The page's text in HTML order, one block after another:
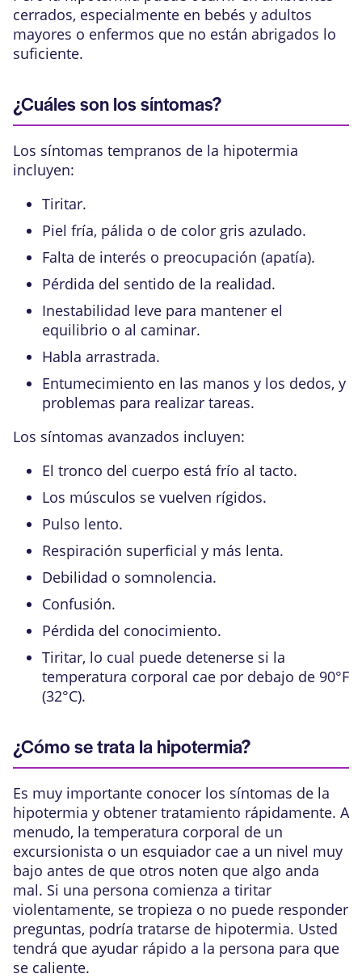
cerrados, especialmente en bebés y adultos
mayores o enfermos que no están abrigados lo
suficiente.
¿Cuáles son los síntomas?
Los síntomas tempranos de la hipotermia
incluyen:
Tiritar.
Piel fría, pálida o de color gris azulado.
Falta de interés o preocupación (apatía).
Pérdida del sentido de la realidad.
Inestabilidad leve para mantener el
equilibrio o al caminar.
Habla arrastrada.
Entumecimiento en las manos y los dedos, y
problemas para realizar tareas.
Los síntomas avanzados incluyen:
El tronco del cuerpo está frío al tacto.
Los músculos se vuelven rígidos.
Pulso lento.
Respiración superficial y más lenta.
Debilidad o somnolencia.
Confusión.
Pérdida del conocimiento.
Tiritar, lo cual puede detenerse si la
temperatura corporal cae por debajo de 90°F
(32°C).
¿Cómo se trata la hipotermia?
Es muy importante conocer los síntomas de la
hipotermia y obtener tratamiento rápidamente. A
menudo, la temperatura corporal de un
excursionista o un esquiador cae a un nivel muy
bajo antes de que otros noten que algo anda
mal. Si una persona comienza a tiritar
violentamente, se tropieza o no puede responder
preguntas, podría tratarse de hipotermia. Usted
tendrá que ayudar rápido a la persona para que
se caliente.